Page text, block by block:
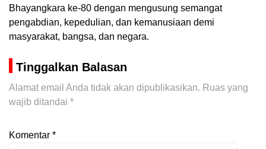
Bhayangkara ke-80 dengan mengusung semangat
pengabdian, kepedulian, dan kemanusiaan demi
masyarakat, bangsa, dan negara.
Tinggalkan Balasan
Alamat email Anda tidak akan dipublikasikan. Ruas yang
wajib ditandai *
Komentar *